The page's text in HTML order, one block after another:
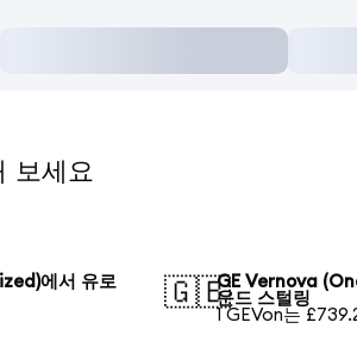
세요
에서 유로
🇬🇧GE Vernova
운드 스털링
1 GEVon는